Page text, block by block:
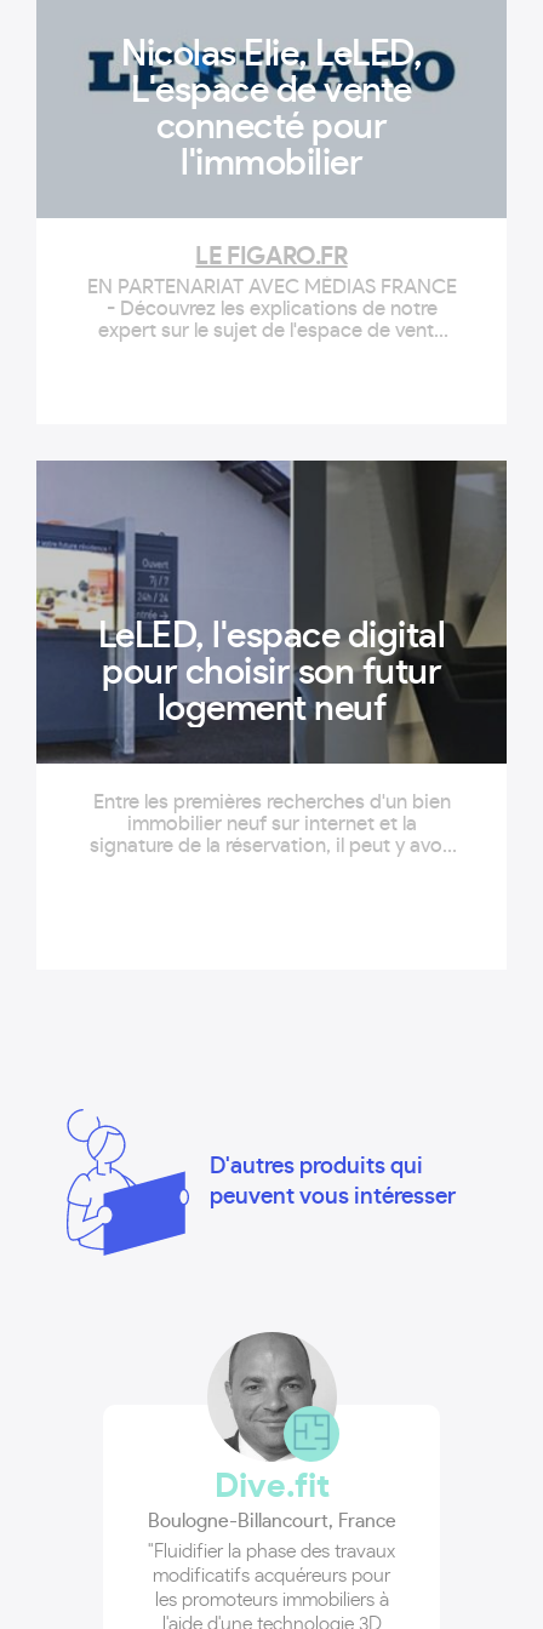
Nicolas Elie, LeLED,
L'espace de vente
connecté pour
l'immobilier
LE FIGARO.FR
EN PARTENARIAT AVEC MÉDIAS FRANCE
- Découvrez les explications de notre
expert sur le sujet de l'espace de vente
LeLED, l'espace digital
pour choisir son futur
logement neuf
Entre les premières recherches d'un bien
immobilier neuf sur internet et la
signature de la réservation, il peut y avoir
D'autres produits qui
peuvent vous intéresser
Dive.fit
Boulogne-Billancourt, France
"Fluidifier la phase des travaux
modificatifs acquéreurs pour
les promoteurs immobiliers à
l'aide d'une technologie 3D